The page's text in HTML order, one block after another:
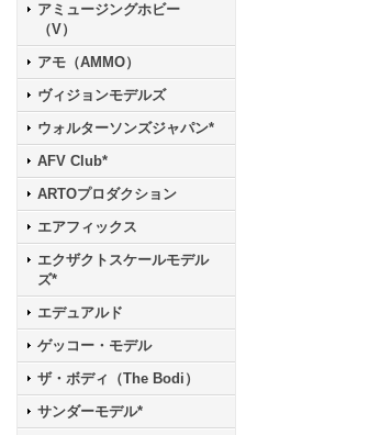
アミュージングホビー
（V）
アモ（AMMO）
ヴィジョンモデルズ
ウォルターソンズジャパン*
AFV Club*
ARTOプロダクション
エアフィックス
エクザクトスケールモデル
ズ*
エデュアルド
ゲッコー・モデル
ザ・ボディ（The Bodi）
サンダーモデル*